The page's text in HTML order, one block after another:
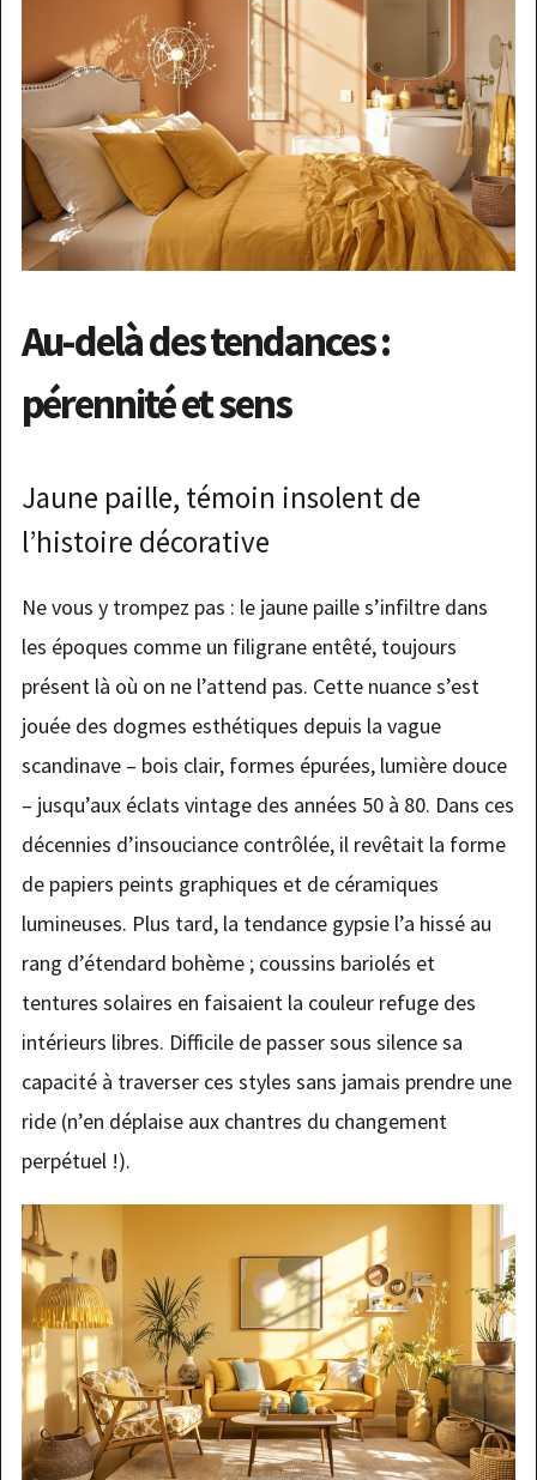
Au-delà des tendances :
pérennité et sens
Jaune paille, témoin insolent de
l’histoire décorative
Ne vous y trompez pas : le jaune paille s’infiltre dans
les époques comme un filigrane entêté, toujours
présent là où on ne l’attend pas. Cette nuance s’est
jouée des dogmes esthétiques depuis la vague
scandinave – bois clair, formes épurées, lumière douce
– jusqu’aux éclats vintage des années 50 à 80. Dans ces
décennies d’insouciance contrôlée, il revêtait la forme
de papiers peints graphiques et de céramiques
lumineuses. Plus tard, la tendance gypsie l’a hissé au
rang d’étendard bohème ; coussins bariolés et
tentures solaires en faisaient la couleur refuge des
intérieurs libres. Difficile de passer sous silence sa
capacité à traverser ces styles sans jamais prendre une
ride (n’en déplaise aux chantres du changement
perpétuel !).